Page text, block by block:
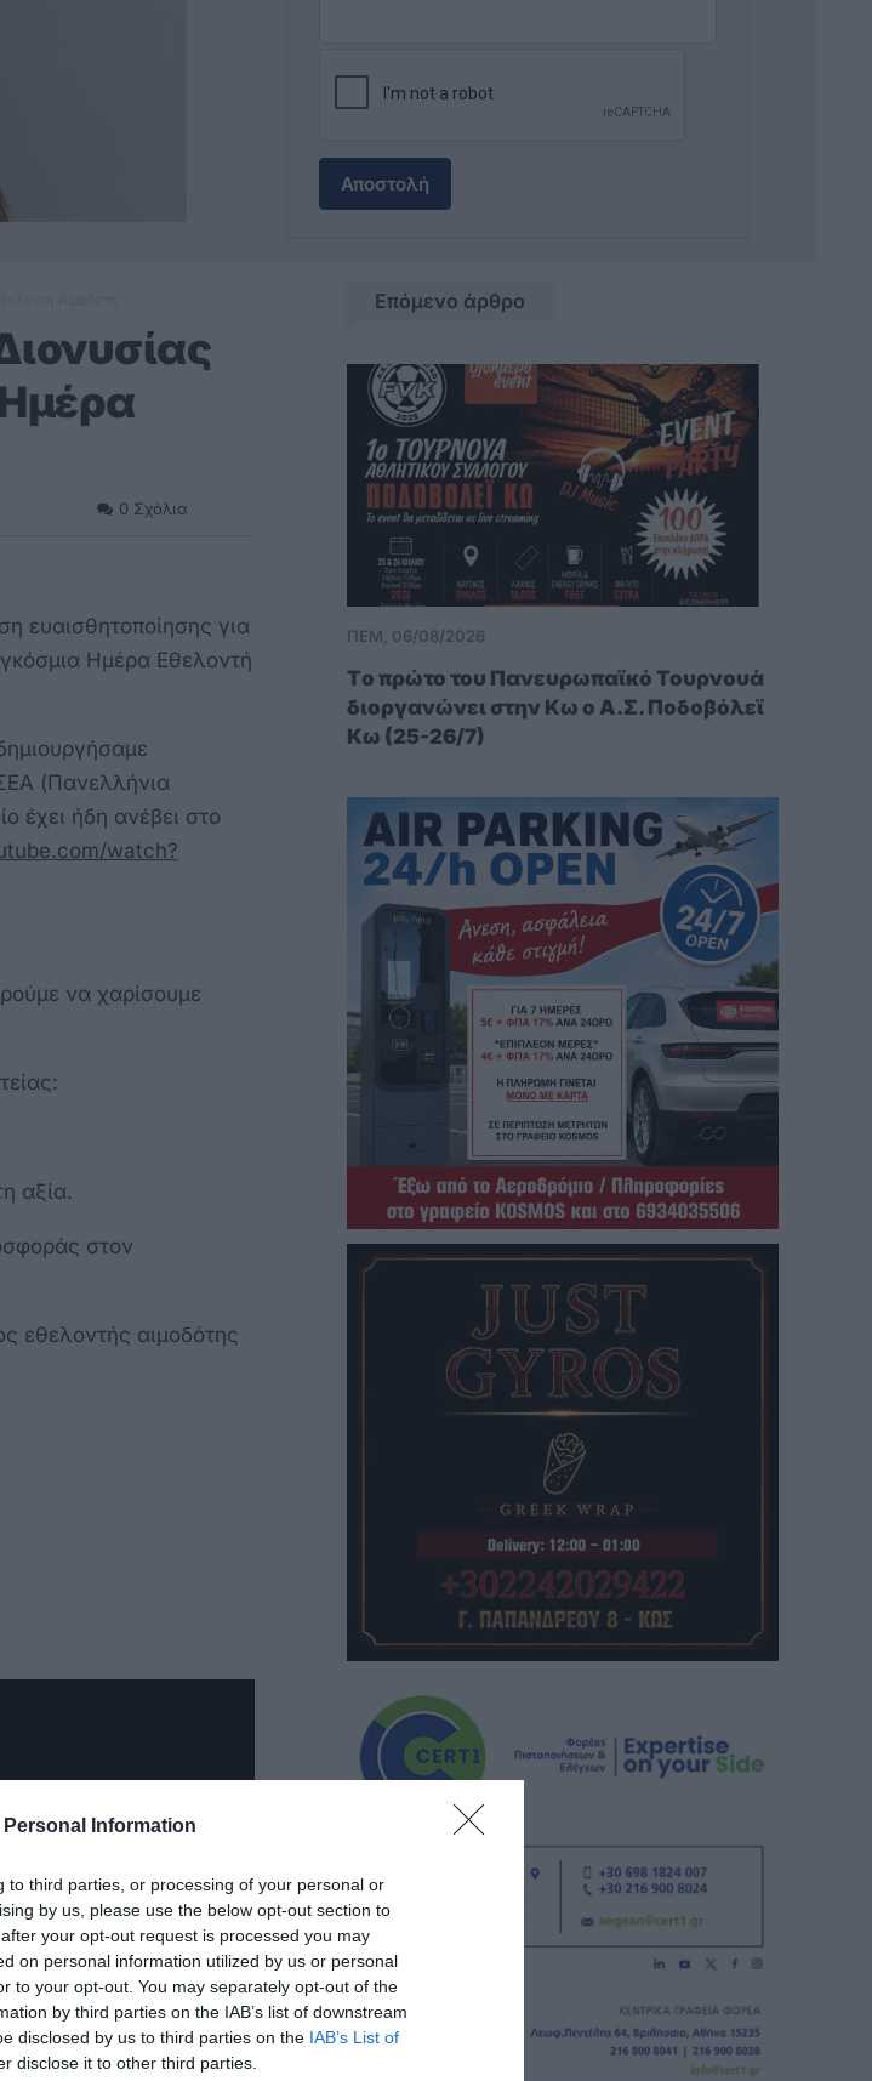
Information
to third parties, or processing of your personal or
by us, please use the below opt-out section to
your opt-out request is processed you may
on personal information utilized by us or personal
to your opt-out. You may separately opt-out of the
by third parties on the IAB’s list of downstream
disclosed by us to third parties on the IAB’s List of
disclose it to other third parties.
Αποστολή
0 Σχόλια
ευαισθητοποίησης για
Ημέρα Εθελοντή
(Πανελλήνια
έχει ήδη ανέβει στο
watch?
να χαρίσουμε
αξία.
στον
εθελοντής αιμοδότης
Επόμενο άρθρο
ΠΕΜ, 06/08/2026
Tο πρώτο του Πανευρωπαϊκό Τουρνουά
διοργανώνει στην Κω ο Α.Σ. Ποδοβόλεϊ
Κω (25-26/7)